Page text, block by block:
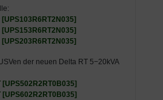
der neuen Delta RT 5−20kVA
[UPS502R2RT0B035]
[UPS602R2RT0B035]